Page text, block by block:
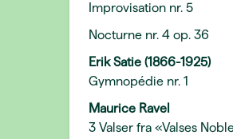
Improvisation nr. 5
Nocturne nr. 4 op. 36
Erik Satie (1866-1925)
Gymnopédie nr. 1
Maurice Ravel
3 Valser fra «Valses